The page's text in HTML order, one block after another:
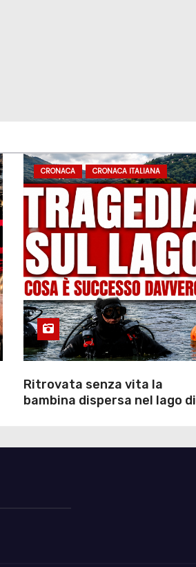
CRONACA CRONACA ITALIANA
Ritrovata senza vita la
bambina dispersa nel lago di